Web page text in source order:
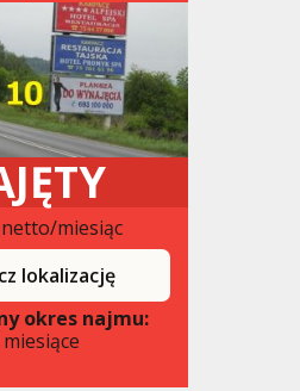
miesiąc
lokalizację
okres najmu: